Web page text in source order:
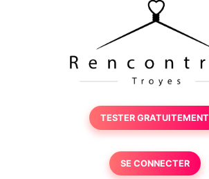
TESTER GRATUITEMENT
SE CONNECTER